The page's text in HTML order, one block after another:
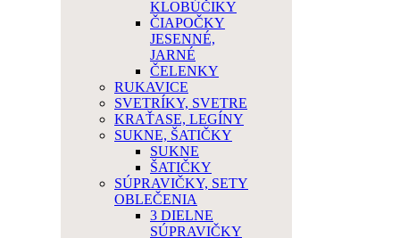
KLOBÚČIKY
ČIAPOČKY
JESENNÉ,
JARNÉ
ČELENKY
RUKAVICE
SVETRÍKY, SVETRE
KRAŤASE, LEGÍNY
SUKNE, ŠATIČKY
SUKNE
ŠATIČKY
SÚPRAVIČKY, SETY
OBLEČENIA
3 DIELNE
SÚPRAVIČKY